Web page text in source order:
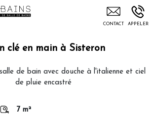
clé en main à Sisteron
de bain avec douche à l'italienne et ciel
de pluie encastré
7 m²